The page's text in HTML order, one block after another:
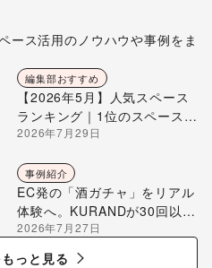
ース活用のノウハウや事例をま
編集部おすすめ
【2026年5月】人気スペース
ランキング｜1位のスペースを
編集部が解説
2026年7月29日
事例紹介
EC発の「酒ガチャ」をリアル
体験へ。KURANDが30回以上
のポップアップ出店で届け
る“新しいお酒との出会い”
2026年7月27日
っと見る